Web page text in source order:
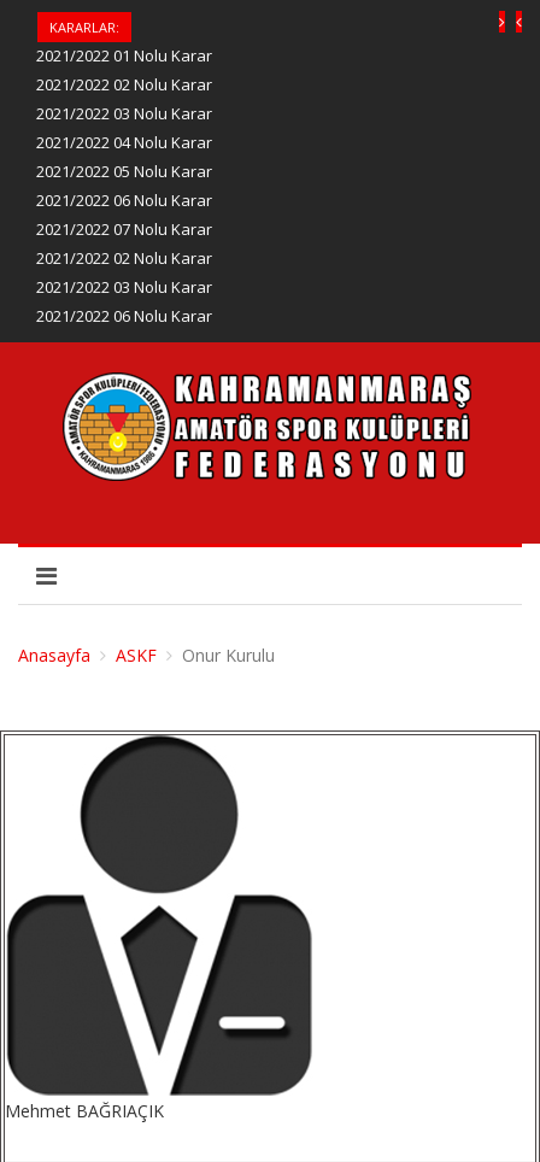
KARARLAR:
2021/2022 01 Nolu Karar
2021/2022 02 Nolu Karar
2021/2022 03 Nolu Karar
2021/2022 04 Nolu Karar
2021/2022 05 Nolu Karar
2021/2022 06 Nolu Karar
2021/2022 07 Nolu Karar
2021/2022 02 Nolu Karar
2021/2022 03 Nolu Karar
2021/2022 06 Nolu Karar
Anasayfa ASKF Onur Kurulu
Mehmet BAĞRIAÇIK